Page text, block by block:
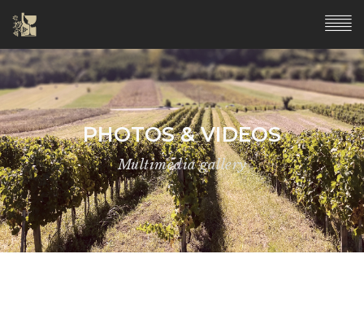
PHOTOS & VIDEOS
Multimedia gallery